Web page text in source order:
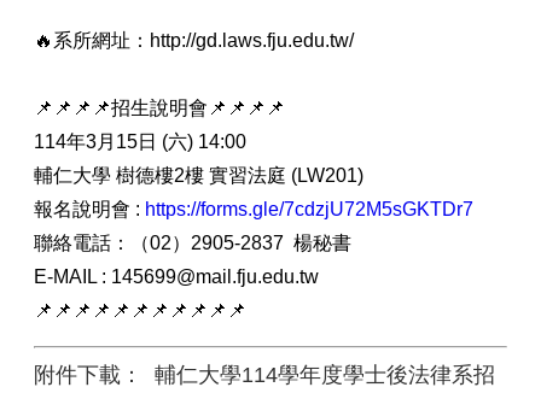
🔥系所網址：http://gd.laws.fju.edu.tw/
📌📌📌📌招生說明會📌📌📌📌
114年3月15日 (六) 14:00
輔仁大學 樹德樓2樓 實習法庭 (LW201)
報名說明會 : https://forms.gle/7cdzjU72M5sGKTDr7
聯絡電話：（02）2905-2837 楊秘書
E-MAIL : 145699@mail.fju.edu.tw
📌📌📌📌📌📌📌📌📌📌📌
附件下載： 輔仁大學114學年度學士後法律系招